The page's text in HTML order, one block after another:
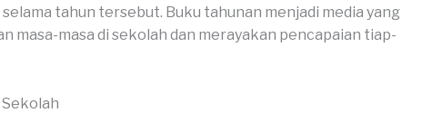
tahun tersebut. Buku tahunan menjadi media yang
masa-masa di sekolah dan merayakan pencapaian tiap-